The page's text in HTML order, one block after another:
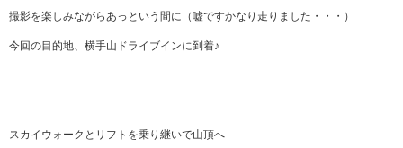
撮影を楽しみながらあっという間に（嘘ですかなり走りました・・・）
今回の目的地、横手山ドライブインに到着♪
スカイウォークとリフトを乗り継いで山頂へ